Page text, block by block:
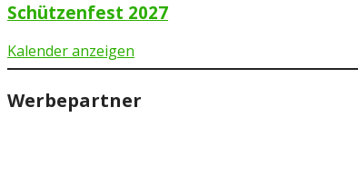
Schützenfest 2027
Kalender anzeigen
Werbepartner